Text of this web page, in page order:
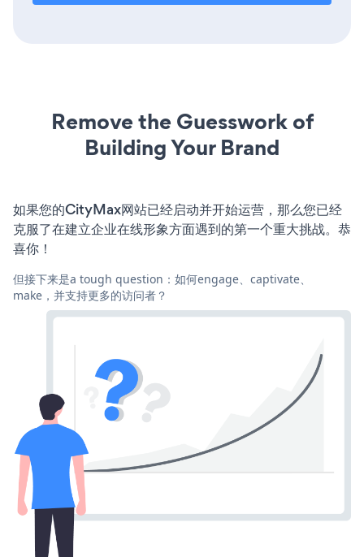
Remove the Guesswork of
Building Your Brand
如果您的CityMax网站已经启动并开始运营，那么您已经
克服了在建立企业在线形象方面遇到的第一个重大挑战。恭
喜你！
但接下来是a tough question：如何engage、captivate、
make，并支持更多的访问者？